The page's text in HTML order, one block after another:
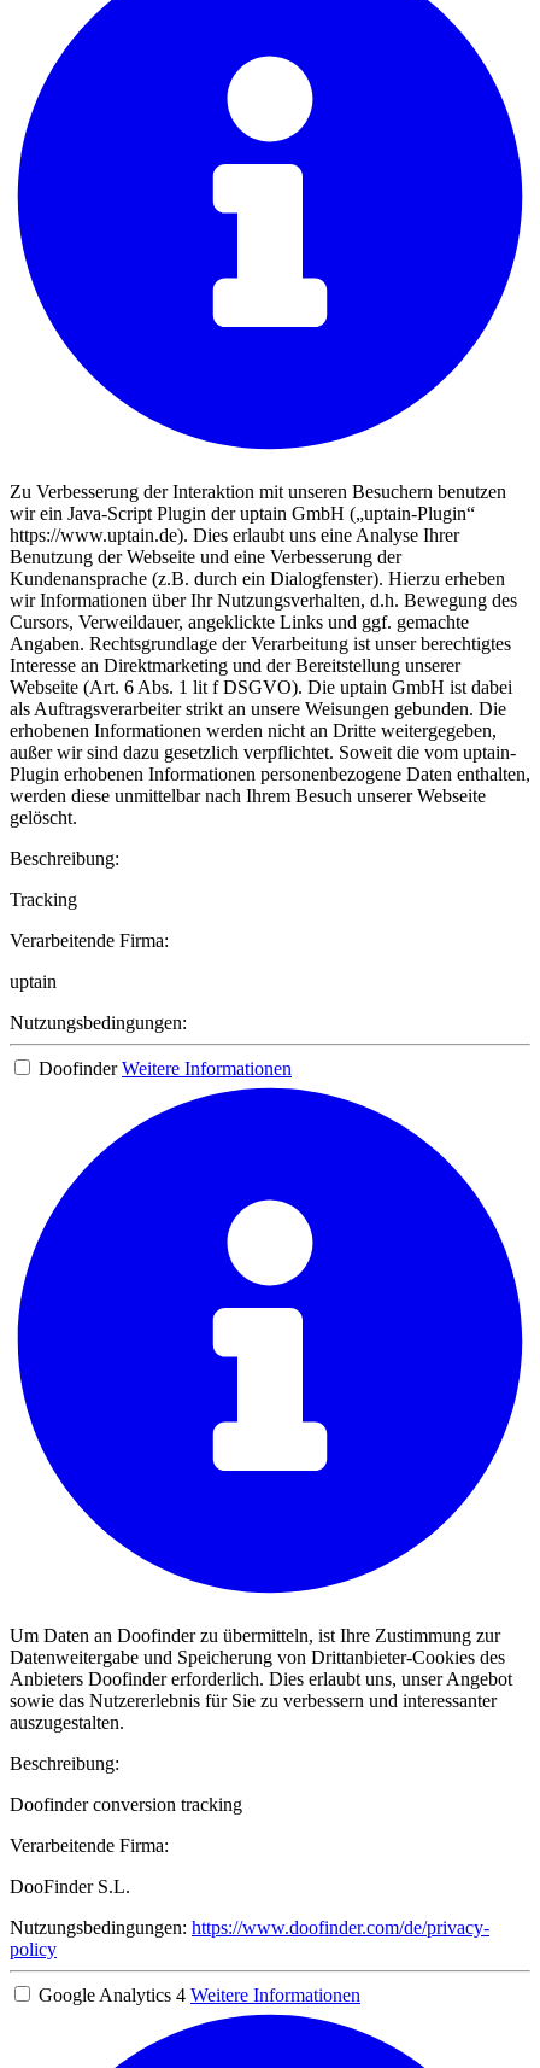
Zu Verbesserung der Interaktion mit unseren Besuchern benutzen
wir ein Java-Script Plugin der uptain GmbH („uptain-Plugin“
https://www.uptain.de). Dies erlaubt uns eine Analyse Ihrer
Benutzung der Webseite und eine Verbesserung der
Kundenansprache (z.B. durch ein Dialogfenster). Hierzu erheben
wir Informationen über Ihr Nutzungsverhalten, d.h. Bewegung des
Cursors, Verweildauer, angeklickte Links und ggf. gemachte
Angaben. Rechtsgrundlage der Verarbeitung ist unser berechtigtes
Interesse an Direktmarketing und der Bereitstellung unserer
Webseite (Art. 6 Abs. 1 lit f DSGVO). Die uptain GmbH ist dabei
als Auftragsverarbeiter strikt an unsere Weisungen gebunden. Die
erhobenen Informationen werden nicht an Dritte weitergegeben,
außer wir sind dazu gesetzlich verpflichtet. Soweit die vom uptain-
Plugin erhobenen Informationen personenbezogene Daten enthalten,
werden diese unmittelbar nach Ihrem Besuch unserer Webseite
gelöscht.
Beschreibung:
Tracking
Verarbeitende Firma:
uptain
Nutzungsbedingungen:
Doofinder Weitere Informationen
Um Daten an Doofinder zu übermitteln, ist Ihre Zustimmung zur
Datenweitergabe und Speicherung von Drittanbieter-Cookies des
Anbieters Doofinder erforderlich. Dies erlaubt uns, unser Angebot
sowie das Nutzererlebnis für Sie zu verbessern und interessanter
auszugestalten.
Beschreibung:
Doofinder conversion tracking
Verarbeitende Firma:
DooFinder S.L.
Nutzungsbedingungen: https://www.doofinder.com/de/privacy-
policy
Google Analytics 4 Weitere Informationen